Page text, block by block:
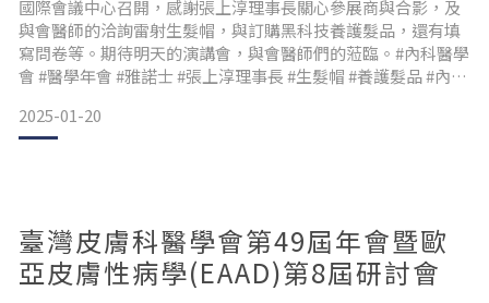
國際會議中心召開，感謝張上淳理事長關心參展商與合影，及
與會醫師的洽詢雷射生髮帽，與訂購黑科技養護髮品，還有填
寫問卷等。期待明天的演講會，與會醫師們的蒞臨。#內科醫學
會 #醫學年會 #雅諾士 #張上淳理事長 #生髮帽 #養護髮品 #內科
2025-01-20
臺灣皮膚科醫學會第49屆年會暨歐
亞皮膚性病學(EAAD)第8屆研討會